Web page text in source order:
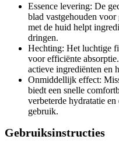
Essence levering: De
blad vastgehouden
met de huid helpt
dringen.
Hechting: Het luchtige
voor efficiënte
actieve ingrediënten en
Onmiddellijk effect:
biedt een snelle
verbeterde hydratatie
gebruik.
Gebruiksinstructies